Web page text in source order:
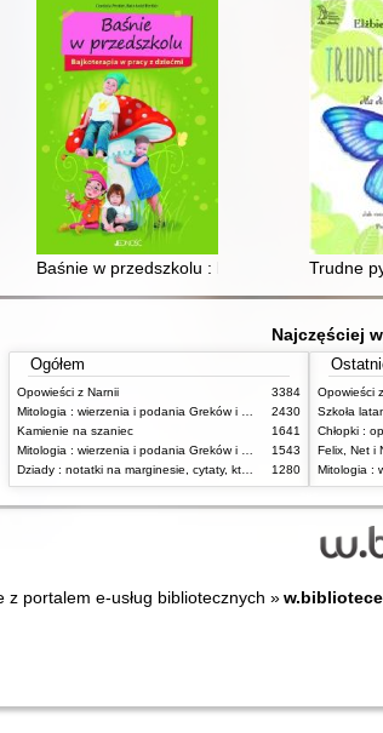
Baśnie w przedszkolu : bajkoterapia w pracy
Trudne
Najczęściej
Ogółem
Opowieści z Narnii
3384
2430
Kamienie na szaniec
1641
1543
1280
Opowieści
Szkoła
Chłopki :
z portalem e-usług bibliotecznych » w.bibliotece